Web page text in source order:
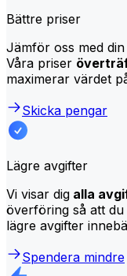
Bättre priser
Jämför oss med
Våra priser
maximerar värdet
Skicka pengar
Lägre avgifter
Vi visar dig alla
överföring så att
lägre avgifter
Spendera mindre